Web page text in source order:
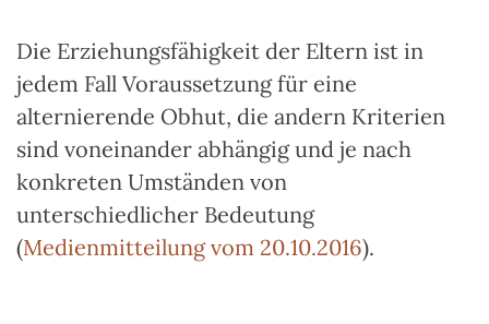
Die Erziehungsfähigkeit der Eltern ist in
jedem Fall Voraussetzung für eine
alternierende Obhut, die andern Kriterien
sind voneinander abhängig und je nach
konkreten Umständen von
unterschiedlicher Bedeutung
(Medienmitteilung vom 20.10.2016).